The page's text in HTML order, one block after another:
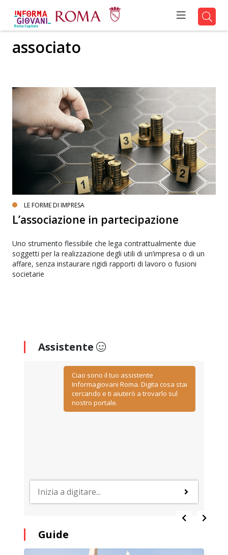
associato
LE FORME DI IMPRESA
L’associazione in partecipazione
Uno strumento flessibile che lega contrattualmente due
soggetti per la realizzazione degli utili di un’impresa o di un
affare, senza instaurare rigidi rapporti di lavoro o fusioni
societarie
Assistente
Ciao sono il tuo assistente
Informagiovani Roma. Digita cosa stai
cercando e ti aiuterò a trovarlo sul
nostro portale.
Guide